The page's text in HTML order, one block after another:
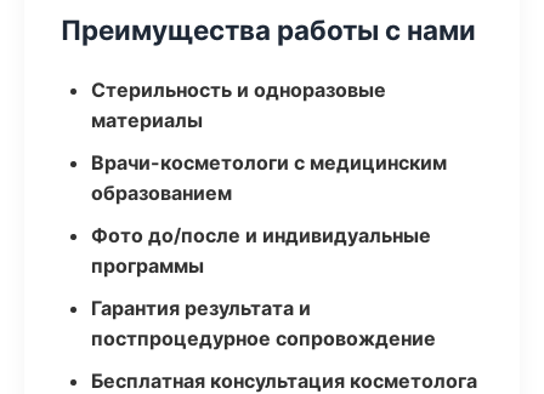
Преимущества работы с нами
Стерильность и одноразовые
материалы
Врачи-косметологи с медицинским
образованием
Фото до/после и индивидуальные
программы
Гарантия результата и
постпроцедурное сопровождение
Бесплатная консультация косметолога